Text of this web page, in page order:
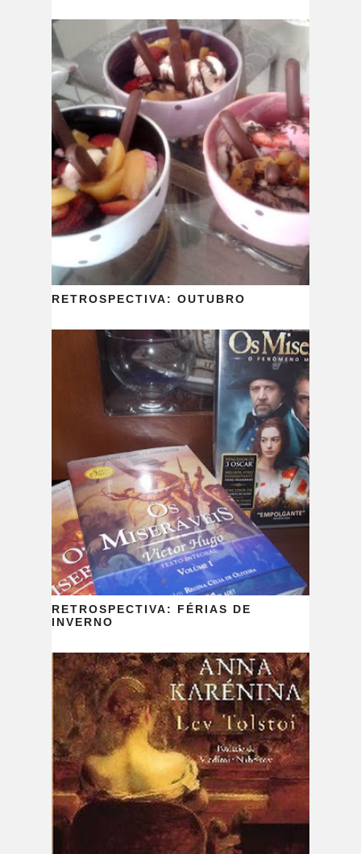
RETROSPECTIVA: OUTUBRO
RETROSPECTIVA: FÉRIAS DE
INVERNO